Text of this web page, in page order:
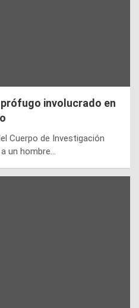
involucrado en
Cuerpo de Investigación
un hombre…